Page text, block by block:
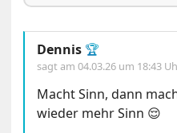
Dennis 🏆
sagt am04.03.26 um 18:43
Macht Sinn, dann
wieder mehr Sinn 😌